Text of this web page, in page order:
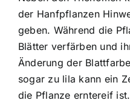
der Hanfpflanzen
geben. Während die
Blätter verfärben und
Änderung der
sogar zu lila kann ein
die Pflanze erntereif ist.